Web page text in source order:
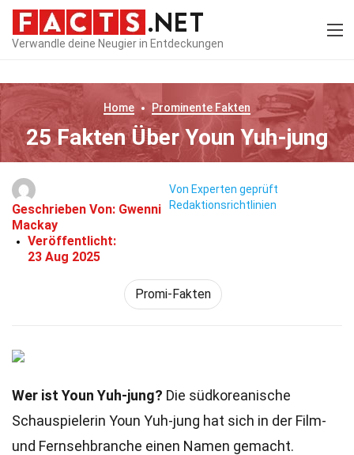
Verwandle deine Neugier in Entdeckungen
Home Prominente Fakten
25 Fakten Über Youn Yuh-jung
Geschrieben Von: Gwenni
Mackay
Veröffentlicht:
23 Aug 2025
Von Experten geprüft
Redaktionsrichtlinien
Promi-Fakten
Wer ist Youn Yuh-jung? Die südkoreanische
Schauspielerin Youn Yuh-jung hat sich in der Film-
und Fernsehbranche einen Namen gemacht.